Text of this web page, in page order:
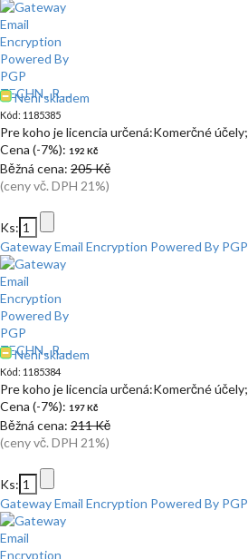
Není skladem
Kód: 1185385
Pre koho je licencia určená:Komerčné
Cena (-7%): 192 Kč
Běžná cena: 205 Kč
(ceny vč. DPH 21%)
Ks:
Gateway Email Encryption Powered By PGP
Není skladem
Kód: 1185384
Pre koho je licencia určená:Komerčné
Cena (-7%): 197 Kč
Běžná cena: 211 Kč
(ceny vč. DPH 21%)
Ks:
Gateway Email Encryption Powered By